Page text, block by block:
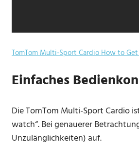
TomTom Multi-Sport Cardio How to
Einfaches
Die TomTom Multi-Sport Cardio
watch“. Bei genauerer
Unzulänglichkeiten) auf.